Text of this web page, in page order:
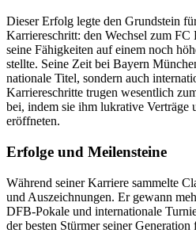
Dieser Erfolg legte den Grundstein
Karriereschritt: den Wechsel zum
seine Fähigkeiten auf einem noch
stellte. Seine Zeit bei Bayern
nationale Titel, sondern auch
Karriereschritte trugen wesentlich
bei, indem sie ihm lukrative Verträge
eröffneten.
Erfolge und Meilensteine
Während seiner Karriere sammelte
und Auszeichnungen. Er gewann
DFB-Pokale und internationale
der besten Stürmer seiner Generation